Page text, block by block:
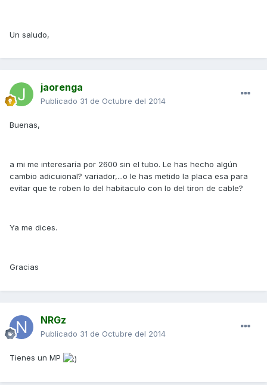
Un saludo,
jaorenga
Publicado 31 de Octubre del 2014
Buenas,
a mi me interesaría por 2600 sin el tubo. Le has hecho algún
cambio adicuional? variador,...o le has metido la placa esa para
evitar que te roben lo del habitaculo con lo del tiron de cable?
Ya me dices.
Gracias
NRGz
Publicado 31 de Octubre del 2014
Tienes un MP